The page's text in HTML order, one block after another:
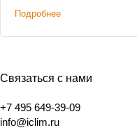
Подробнее
Связаться с нами
+7 495 649-39-09
info@iclim.ru